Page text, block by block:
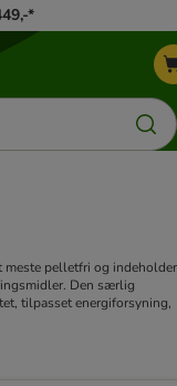
*
pelletfri og indeholder
Den særlig
tilpasset energiforsyning,